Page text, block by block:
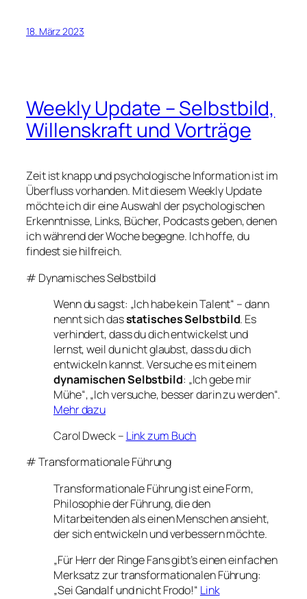
18. März 2023
Weekly Update – Selbstbild,
Willenskraft und Vorträge
Zeit ist knapp und psychologische Information ist im
Überfluss vorhanden. Mit diesem Weekly Update
möchte ich dir eine Auswahl der psychologischen
Erkenntnisse, Links, Bücher, Podcasts geben, denen
ich während der Woche begegne. Ich hoffe, du
findest sie hilfreich.
# Dynamisches Selbstbild
Wenn du sagst: „Ich habe kein Talent“ – dann
nennt sich dasstatisches Selbstbild. Es
verhindert, dass du dich entwickelst und
lernst, weil du nicht glaubst, dass du dich
entwickeln kannst. Versuche es mit einem
dynamischen Selbstbild: „Ich gebe mir
Mühe“, „Ich versuche, besser darin zu werden“.
Mehr dazu
Carol Dweck – Link zum Buch
# Transformationale Führung
Transformationale Führung ist eine Form,
Philosophie der Führung, die den
Mitarbeitenden als einen Menschen ansieht,
der sich entwickeln und verbessern möchte.
„Für Herr der Ringe Fans gibt’s einen einfachen
Merksatz zur transformationalen Führung:
„Sei Gandalf und nicht Frodo!“ Link